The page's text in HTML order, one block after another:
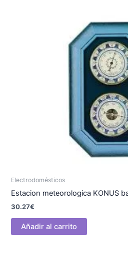
Electrodomésticos
Estacion meteorologica KONUS
30.27€
Añadir al carrito